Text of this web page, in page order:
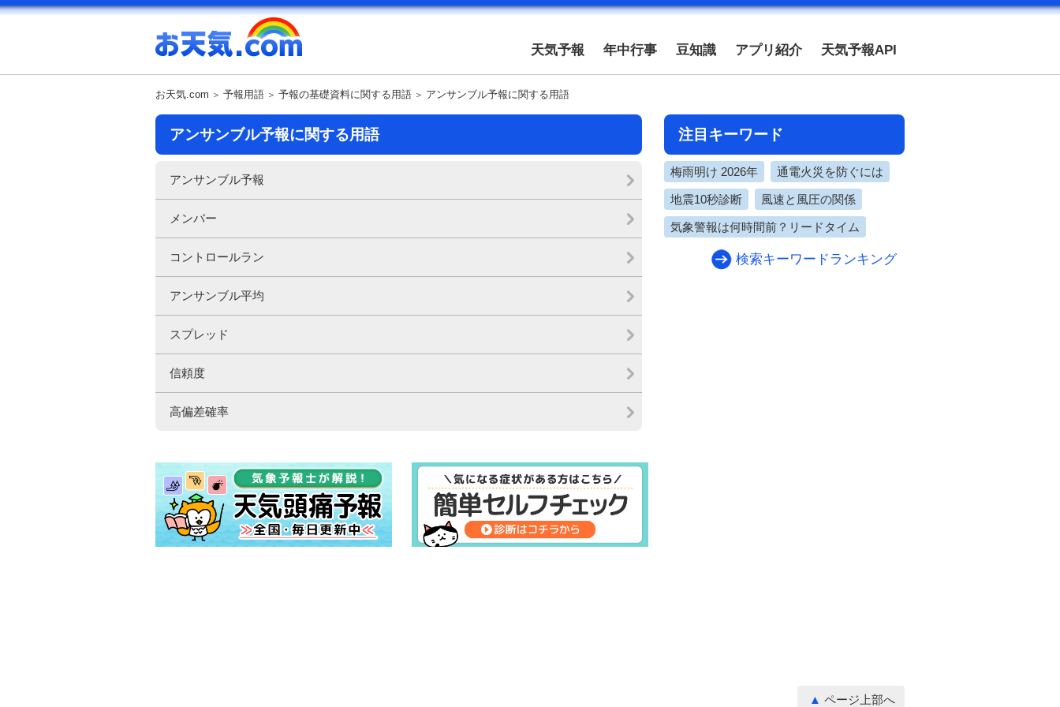
天気予報 年中行事 豆知識 アプリ紹介 天気予報API
お天気.com 予報用語 予報の基礎資料に関する用語 アンサンブル予報に関する用語
アンサンブル予報に関する用語
アンサンブル予報
メンバー
コントロールラン
アンサンブル平均
スプレッド
信頼度
高偏差確率
注目キーワード
梅雨明け 2026年 通電火災を防ぐには
地震10秒診断 風速と風圧の関係
気象警報は何時間前？リードタイム
検索キーワードランキング
ページ上部へ